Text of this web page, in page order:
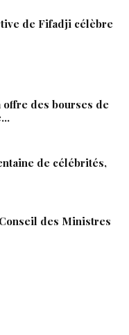
de Fifadji célèbre
offre des bourses de
de célébrités,
des Ministres